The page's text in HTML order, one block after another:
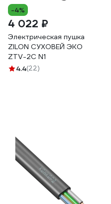
-4%
4 022 ₽
Электрическая пушка
ZILON СУХОВЕЙ ЭКО
ZTV-2С N1
4.4(22)